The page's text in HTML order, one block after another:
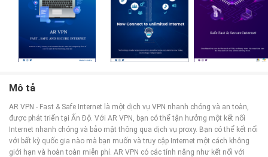
Mô tả
AR VPN - Fast & Safe Internet là một dịch vụ VPN nhanh chóng và an toàn,
được phát triển tại Ấn Độ. Với AR VPN, bạn có thể tận hưởng một kết nối
Internet nhanh chóng và bảo mật thông qua dịch vụ proxy. Bạn có thể kết nối
với bất kỳ quốc gia nào mà bạn muốn và truy cập Internet một cách không
giới hạn và hoàn toàn miễn phí. AR VPN có các tính năng như kết nối với